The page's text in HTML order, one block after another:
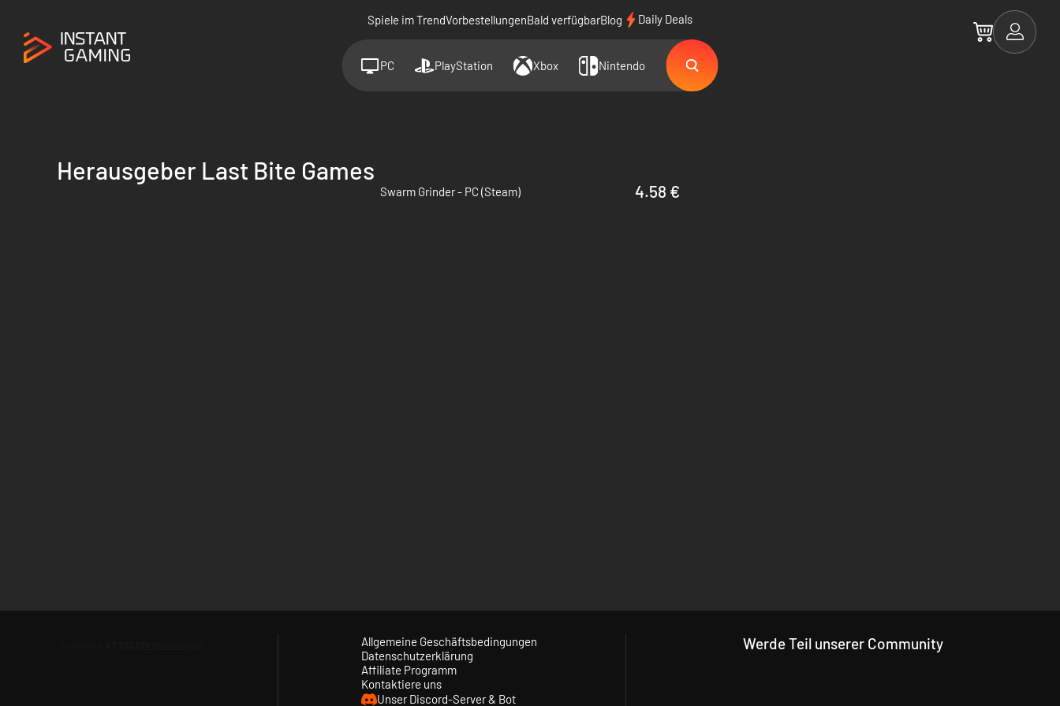
Spiele im TrendVorbestellungenBald verfügbarBlog Daily Deals
PC PlayStation Xbox Nintendo
Herausgeber Last Bite Games
Swarm Grinder - PC (Steam) 4.58 €
Allgemeine Geschäftsbedingungen
Datenschutzerklärung
Affiliate Programm
Kontaktiere uns
Unser Discord-Server & Bot
Werde Teil unserer Community